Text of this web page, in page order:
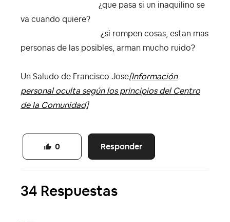
¿que pasa si un inaquilino se
va cuando quiere?
¿si rompen cosas, estan mas
personas de las posibles, arman mucho ruido?
Un Saludo de Francisco Jose[Información
personal oculta según los principios del Centro
de la Comunidad]
Responder
0
34 Respuestas